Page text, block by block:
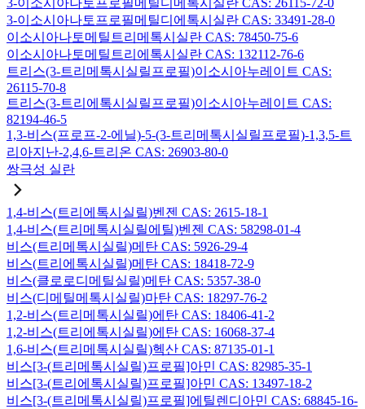
3-이소시아나토프로필메틸디메톡시실란 CAS: 26115-72-0
3-이소시아나토프로필메틸디에톡시실란 CAS: 33491-28-0
이소시아나토메틸트리메톡시실란 CAS: 78450-75-6
이소시아나토메틸트리에톡시실란 CAS: 132112-76-6
트리스(3-트리메톡시실릴프로필)이소시아누레이트 CAS:
26115-70-8
트리스(3-트리에톡시실릴프로필)이소시아누레이트 CAS:
82194-46-5
1,3-비스(프로프-2-에닐)-5-(3-트리메톡시실릴프로필)-1,3,5-트
리아지난-2,4,6-트리온 CAS: 26903-80-0
쌍극성 실란
1,4-비스(트리에톡시실릴)벤젠 CAS: 2615-18-1
1,4-비스(트리메톡시실릴에틸)벤젠 CAS: 58298-01-4
비스(트리메톡시실릴)메탄 CAS: 5926-29-4
비스(트리에톡시실릴)메탄 CAS: 18418-72-9
비스(클로로디메틸실릴)메탄 CAS: 5357-38-0
비스(디메틸메톡시실릴)마탄 CAS: 18297-76-2
1,2-비스(트리메톡시실릴)에탄 CAS: 18406-41-2
1,2-비스(트리에톡시실릴)에탄 CAS: 16068-37-4
1,6-비스(트리메톡시실릴)헥산 CAS: 87135-01-1
비스[3-(트리메톡시실릴)프로필]아민 CAS: 82985-35-1
비스[3-(트리에톡시실릴)프로필]아민 CAS: 13497-18-2
비스[3-(트리메톡시실릴)프로필]에틸렌디아민 CAS: 68845-16-